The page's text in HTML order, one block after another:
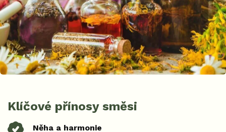
Klíčové přínosy směsi
Něha a harmonie